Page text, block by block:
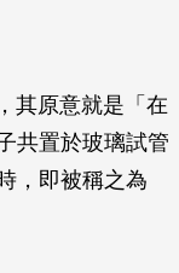
其原意就是「在
共置於玻璃試管
，即被稱之為